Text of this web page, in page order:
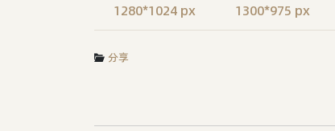
1280*1024 px 1300*975 px
分享